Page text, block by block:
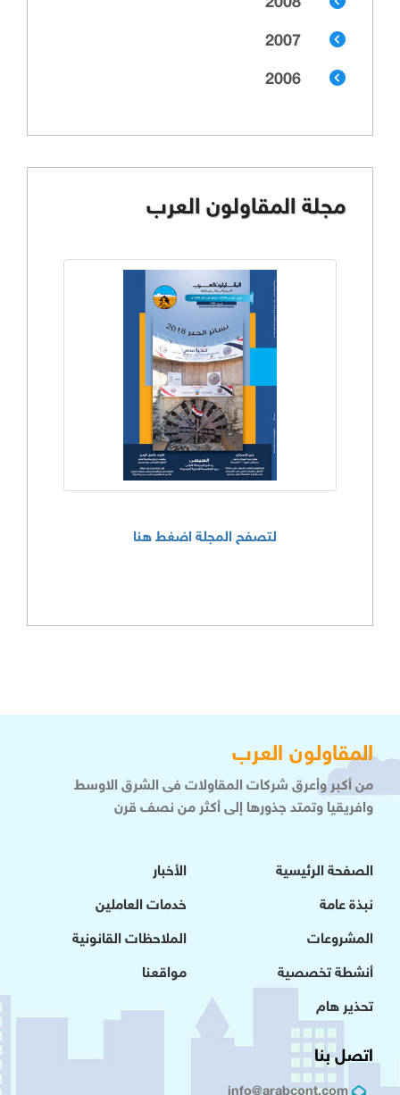
2008
2007
2006
مجلة المقاولون العرب
لتصفح المجلة اضغط هنا
المقاولون العرب
من أكبر وأعرق شركات المقاولات فى الشرق الاوسط
وافريقيا وتمتد جذورها إلى أكثر من نصف قرن
الصفحة الرئيسية
نبذة عامة
المشروعات
أنشطة تخصصية
تحذير هام
الأخبار
خدمات العاملين
الملاحظات القانونية
مواقعنا
اتصل بنا